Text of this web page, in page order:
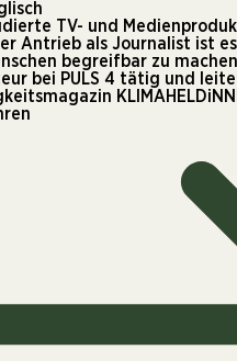
TV- und
Antrieb als Journalist ist
begreifbar zu
bei PULS 4 tätig und